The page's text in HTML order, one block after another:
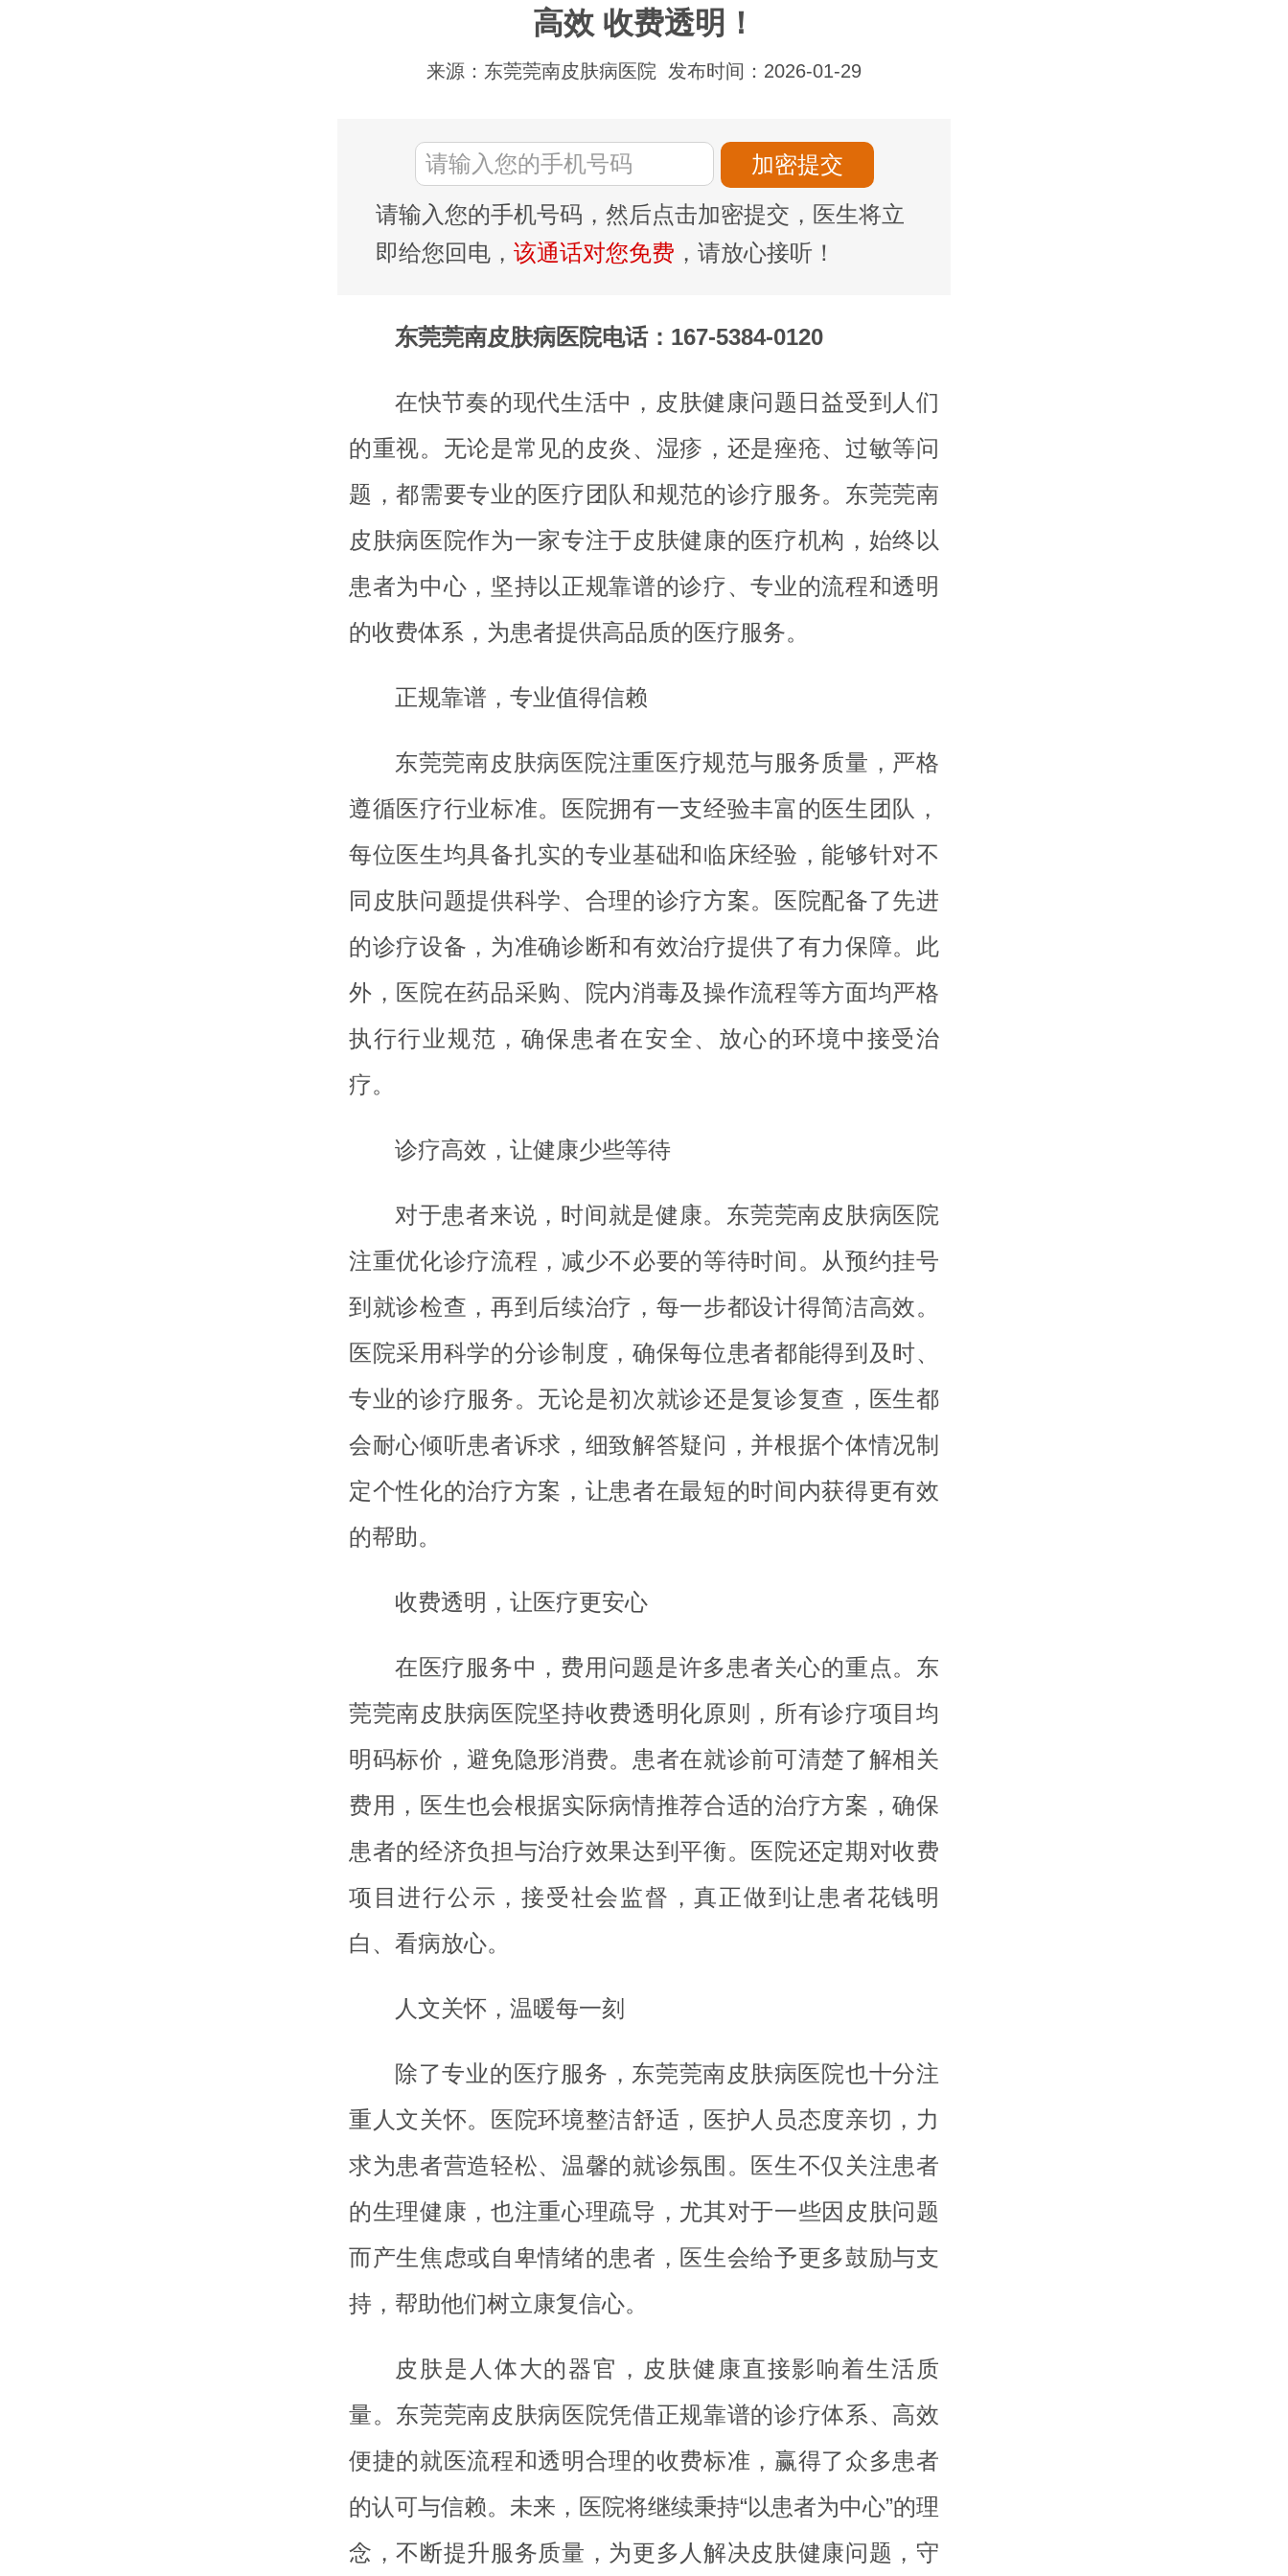
高效 收费透明！
来源：东莞莞南皮肤病医院 发布时间：2026-01-29
请输入您的手机号码，然后点击加密提交，医生将立
即给您回电， 该通话对您免费 ，请放心接听！
东莞莞南皮肤病医院电话：167-5384-0120
在快节奏的现代生活中，皮肤健康问题日益受到人们
的重视。无论是常见的皮炎、湿疹，还是痤疮、过敏等问
题，都需要专业的医疗团队和规范的诊疗服务。东莞莞南
皮肤病医院作为一家专注于皮肤健康的医疗机构，始终以
患者为中心，坚持以正规靠谱的诊疗、专业的流程和透明
的收费体系，为患者提供高品质的医疗服务。
正规靠谱，专业值得信赖
东莞莞南皮肤病医院注重医疗规范与服务质量，严格
遵循医疗行业标准。医院拥有一支经验丰富的医生团队，
每位医生均具备扎实的专业基础和临床经验，能够针对不
同皮肤问题提供科学、合理的诊疗方案。医院配备了先进
的诊疗设备，为准确诊断和有效治疗提供了有力保障。此
外，医院在药品采购、院内消毒及操作流程等方面均严格
执行行业规范，确保患者在安全、放心的环境中接受治
疗。
诊疗高效，让健康少些等待
对于患者来说，时间就是健康。东莞莞南皮肤病医院
注重优化诊疗流程，减少不必要的等待时间。从预约挂号
到就诊检查，再到后续治疗，每一步都设计得简洁高效。
医院采用科学的分诊制度，确保每位患者都能得到及时、
专业的诊疗服务。无论是初次就诊还是复诊复查，医生都
会耐心倾听患者诉求，细致解答疑问，并根据个体情况制
定个性化的治疗方案，让患者在最短的时间内获得更有效
的帮助。
收费透明，让医疗更安心
在医疗服务中，费用问题是许多患者关心的重点。东
莞莞南皮肤病医院坚持收费透明化原则，所有诊疗项目均
明码标价，避免隐形消费。患者在就诊前可清楚了解相关
费用，医生也会根据实际病情推荐合适的治疗方案，确保
患者的经济负担与治疗效果达到平衡。医院还定期对收费
项目进行公示，接受社会监督，真正做到让患者花钱明
白、看病放心。
人文关怀，温暖每一刻
除了专业的医疗服务，东莞莞南皮肤病医院也十分注
重人文关怀。医院环境整洁舒适，医护人员态度亲切，力
求为患者营造轻松、温馨的就诊氛围。医生不仅关注患者
的生理健康，也注重心理疏导，尤其对于一些因皮肤问题
而产生焦虑或自卑情绪的患者，医生会给予更多鼓励与支
持，帮助他们树立康复信心。
皮肤是人体大的器官，皮肤健康直接影响着生活质
量。东莞莞南皮肤病医院凭借正规靠谱的诊疗体系、高效
便捷的就医流程和透明合理的收费标准，赢得了众多患者
的认可与信赖。未来，医院将继续秉持“以患者为中心”的理
念，不断提升服务质量，为更多人解决皮肤健康问题，守